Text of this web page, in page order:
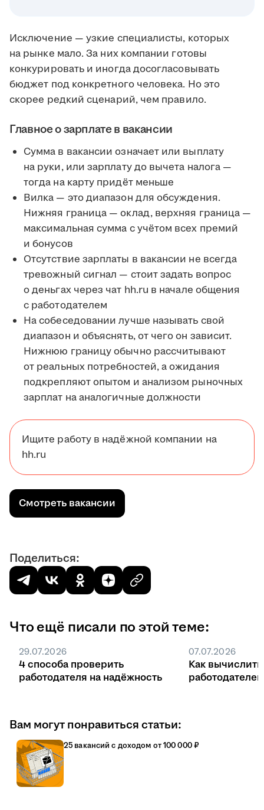
Исключение — узкие специалисты, которых
на рынке мало. За них компании готовы
конкурировать и иногда досогласовывать
бюджет под конкретного человека. Но это
скорее редкий сценарий, чем правило.
Главное о зарплате в вакансии
Сумма в вакансии означает или выплату
на руки, или зарплату до вычета налога —
тогда на карту придёт меньше
Вилка — это диапазон для обсуждения.
Нижняя граница — оклад, верхняя граница —
максимальная сумма с учётом всех премий
и бонусов
Отсутствие зарплаты в вакансии не всегда
тревожный сигнал — стоит задать вопрос
о деньгах через чат hh.ru в начале общения
с работодателем
На собеседовании лучше называть свой
диапазон и объяснять, от чего он зависит.
Нижнюю границу обычно рассчитывают
от реальных потребностей, а ожидания
подкрепляют опытом и анализом рыночных
зарплат на аналогичные должности
Ищите работу в надёжной компании на
hh.ru
Смотреть вакансии
Поделиться:
Что ещё писали по этой теме:
29.07.2026
4 способа проверить
работодателя на надёжность
07.07.2026
Как вычислить
Вам могут понравиться статьи:
25 вакансий с доходом от 100 000 ₽